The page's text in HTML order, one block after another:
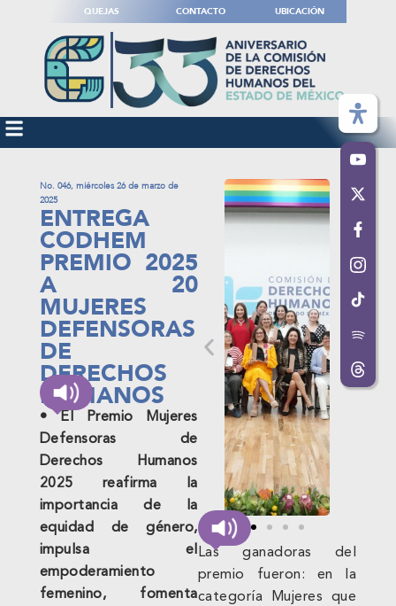
QUEJAS CONTACTO UBICACIÓN
No. 046, miércoles 26 de marzo de
2025
ENTREGA
CODHEM
PREMIO 2025
A 20
MUJERES
DEFENSORAS
DE
DERECHOS
HUMANOS
• El Premio Mujeres
Defensoras de
Derechos Humanos
2025 reafirma la
importancia de la
equidad de género,
impulsa el
empoderamiento
femenino, fomenta
Las ganadoras del
premio fueron: en la
categoría Mujeres que